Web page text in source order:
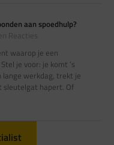
aan spoedhulp?
Reacties
waarop je een
je voor: je komt ’s
lange werkdag, trekt je
hapert. Of